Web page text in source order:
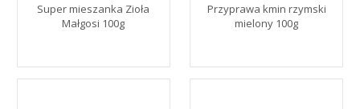
Super mieszanka Zioła
Małgosi 100g
Przyprawa kmin rzymski
mielony 100g